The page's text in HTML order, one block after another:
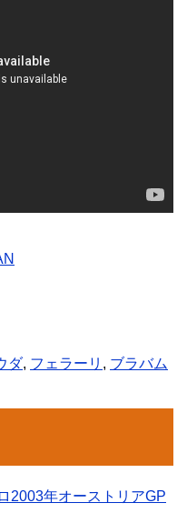
ダ, フェラーリ , ブラバム
2003年オーストリアGP